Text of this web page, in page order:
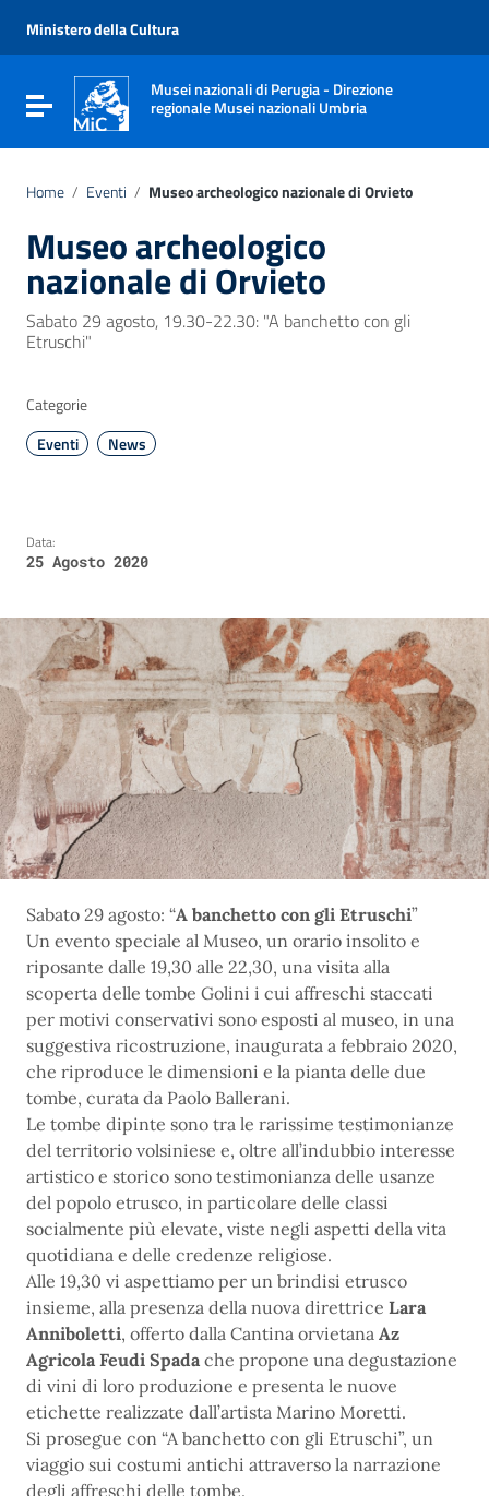
Vai al menu di navigazione
Vai al footer
Ministero della Cultura
Attiva / disattiva la navigazione
Musei nazionali di Perugia - Direzione
regionale Musei nazionali Umbria
Home / Eventi / Museo archeologico nazionale di Orvieto
Museo archeologico
nazionale di Orvieto
Sabato 29 agosto, 19.30-22.30: "A banchetto con gli
Etruschi"
Categorie
Eventi
News
Data:
25 Agosto 2020
Sabato 29 agosto: “A banchetto con gli Etruschi”
Un evento speciale al Museo, un orario insolito e
riposante dalle 19,30 alle 22,30, una visita alla
scoperta delle tombe Golini i cui affreschi staccati
per motivi conservativi sono esposti al museo, in una
suggestiva ricostruzione, inaugurata a febbraio 2020,
che riproduce le dimensioni e la pianta delle due
tombe, curata da Paolo Ballerani.
Le tombe dipinte sono tra le rarissime testimonianze
del territorio volsiniese e, oltre all’indubbio interesse
artistico e storico sono testimonianza delle usanze
del popolo etrusco, in particolare delle classi
socialmente più elevate, viste negli aspetti della vita
quotidiana e delle credenze religiose.
Alle 19,30 vi aspettiamo per un brindisi etrusco
insieme, alla presenza della nuova direttrice Lara
Anniboletti, offerto dalla Cantina orvietana Az
Agricola Feudi Spada che propone una degustazione
di vini di loro produzione e presenta le nuove
etichette realizzate dall’artista Marino Moretti.
Si prosegue con “A banchetto con gli Etruschi”, un
viaggio sui costumi antichi attraverso la narrazione
degli affreschi delle tombe.